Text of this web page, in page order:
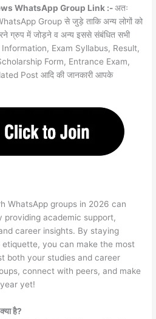
WhatsApp Group Link :-अतः
Group से जुड़े ताकि अन्य लोगों को
ग्रुप में जोड़ने व अन्य इससे संबंधित सभी
Information, Exam Syllabus, Result,
Form, Entrance Exam,
Post आदि की जानकारी आपके
WhatsApp groups in 2026 can
academic support,
career insights. By staying
you can make the most
both your studies and career
connect with peers, and make
yet!
है?